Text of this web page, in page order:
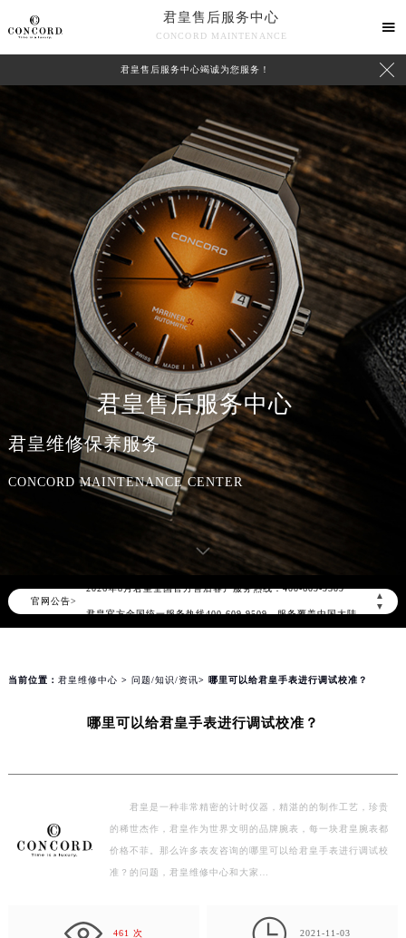
君皇售后服务中心
CONCORD MAINTENANCE

君皇售后服务中心竭诚为您服务！ 
君皇售后服务中心
君皇维修保养服务
CONCORD MAINTENANCE CENTER
官网公告>
▲
▼
2026年8月君皇中国区售后服务网络优化升级公告
2026年8月君皇全国官方售后客户服务热线：400-609-9509
2026年8月君皇售后服务中心最新网点地址：
北京市东城区东长安街1号东方广场写字楼W3座6层602室（需提前预约）
常州市新北区龙锦路1590号现代传媒中心写字楼5号楼10层1008室（需提前预约）
徐州市鼓楼区淮海东路29号苏宁广场IFC国际金融中心写字楼35层3508室（需提前预约）
扬州市邗江区国展路29号星耀天地写字楼1号楼18层1803室（需提前预约）
心介绍 联系我们
当前位置： 君皇维修中心 > 问题/知识/资讯> 哪里可以给君皇手表进行调试校准？
哪里可以给君皇手表进行调试校准？
君皇是一种非常精密的计时仪器，精湛的的制作工艺，珍贵
的稀世杰作，君皇作为世界文明的品牌腕表，每一块君皇腕表都
价格不菲。那么许多表友咨询的哪里可以给君皇手表进行调试校
准？的问题，君皇维修中心和大家…
461 次 2021-11-03